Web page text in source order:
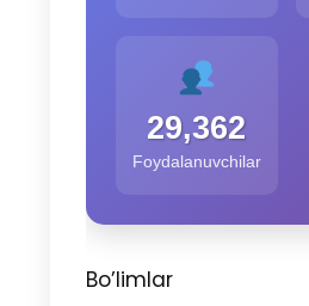
29,362
Foydalanuvchilar
Bo’limlar